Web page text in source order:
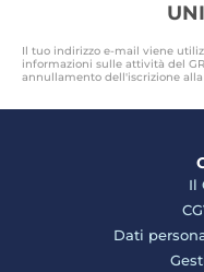
Il tuo indirizzo e-mail viene
informazioni sulle attività del
annullamento dell'iscrizione
Il
Dati